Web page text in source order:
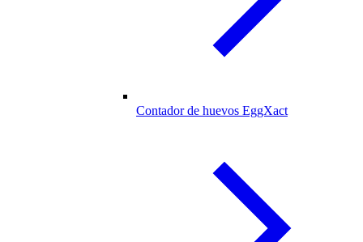
Contador de huevos EggXact